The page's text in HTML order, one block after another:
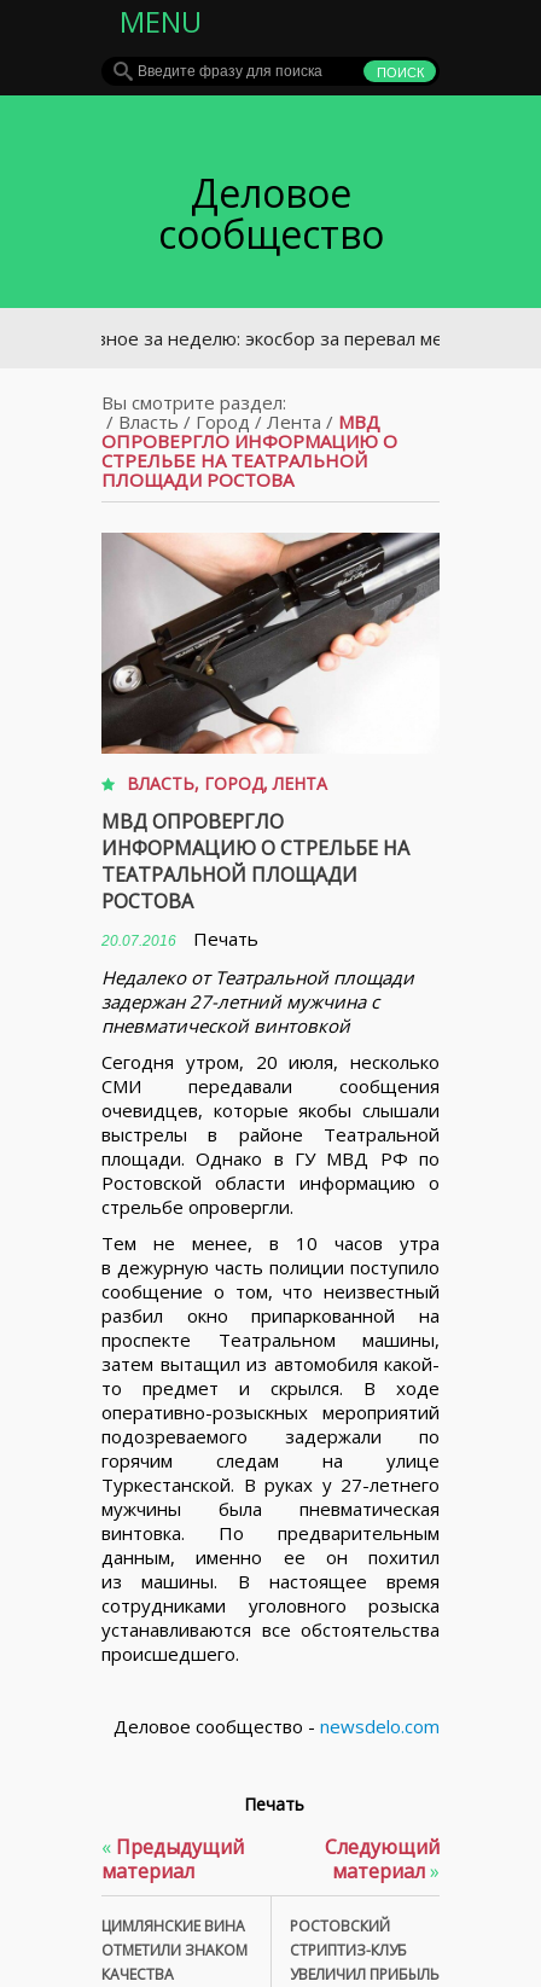
MENU
Деловое
сообщество
Главное за неделю: экосбор за перевал металлолома в
Вы смотрите раздел:
/ Власть / Город / Лента / МВД
ОПРОВЕРГЛО ИНФОРМАЦИЮ О
СТРЕЛЬБЕ НА ТЕАТРАЛЬНОЙ
ПЛОЩАДИ РОСТОВА
ВЛАСТЬ, ГОРОД,ЛЕНТА
МВД ОПРОВЕРГЛО
ИНФОРМАЦИЮ О СТРЕЛЬБЕ НА
ТЕАТРАЛЬНОЙ ПЛОЩАДИ
РОСТОВА
20.07.2016
Печать
Недалеко от Театральной площади
задержан 27-летний мужчина с
пневматической винтовкой
Сегодня утром, 20 июля, несколько
СМИ передавали сообщения
очевидцев, которые якобы слышали
выстрелы в районе Театральной
площади. Однако в ГУ МВД РФ по
Ростовской области информацию о
стрельбе опровергли.
Тем не менее, в 10 часов утра
в дежурную часть полиции поступило
сообщение о том, что неизвестный
разбил окно припаркованной на
проспекте Театральном машины,
затем вытащил из автомобиля какой-
то предмет и скрылся. В ходе
оперативно-розыскных мероприятий
подозреваемого задержали по
горячим следам на улице
Туркестанской. В руках у 27-летнего
мужчины была пневматическая
винтовка. По предварительным
данным, именно ее он похитил
из машины. В настоящее время
сотрудниками уголовного розыска
устанавливаются все обстоятельства
происшедшего.
Деловое сообщество - newsdelo.com
Печать
« Предыдущий
материал
ЦИМЛЯНСКИЕ ВИНА
ОТМЕТИЛИ ЗНАКОМ
КАЧЕСТВА
Следующий
материал»
РОСТОВСКИЙ
СТРИПТИЗ-КЛУБ
УВЕЛИЧИЛ ПРИБЫЛЬ